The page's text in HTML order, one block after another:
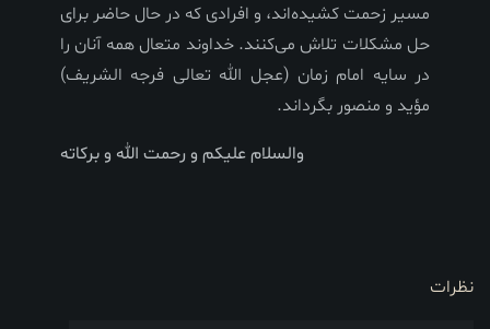
مسیر زحمت کشیده‌اند، و افرادی که در حال حاضر برای
حل مشکلات تلاش می‌کنند. خداوند متعال همه آنان را
در سایه امام زمان (عجل الله تعالی فرجه الشریف)
مؤید و منصور بگرداند.
والسلام علیکم و رحمت الله و برکاته
نظرات